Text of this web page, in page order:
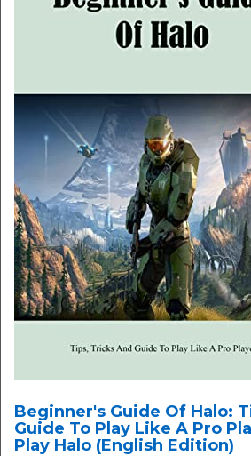
Beginner's Guide Of Halo:
Guide To Play Like A Pro
Play Halo (English Edition)